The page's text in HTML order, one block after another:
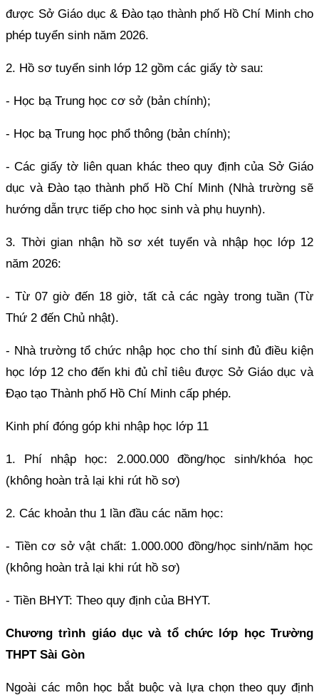
được Sở Giáo dục & Đào tạo thành phố Hồ Chí Minh cho
phép tuyển sinh năm 2026.
2. Hồ sơ tuyển sinh lớp 12 gồm các giấy tờ sau:
- Học bạ Trung học cơ sở (bản chính);
- Học bạ Trung học phổ thông (bản chính);
- Các giấy tờ liên quan khác theo quy định của Sở Giáo
dục và Đào tạo thành phố Hồ Chí Minh (Nhà trường sẽ
hướng dẫn trực tiếp cho học sinh và phụ huynh).
3. Thời gian nhận hồ sơ xét tuyển và nhập học lớp 12
năm 2026:
- Từ 07 giờ đến 18 giờ, tất cả các ngày trong tuần (Từ
Thứ 2 đến Chủ nhật).
- Nhà trường tổ chức nhập học cho thí sinh đủ điều kiện
học lớp 12 cho đến khi đủ chỉ tiêu được Sở Giáo dục và
Đạo tạo Thành phố Hồ Chí Minh cấp phép.
Kinh phí đóng góp khi nhập học lớp 11
1. Phí nhập học: 2.000.000 đồng/học sinh/khóa học
(không hoàn trả lại khi rút hồ sơ)
2. Các khoản thu 1 lần đầu các năm học:
- Tiền cơ sở vật chất: 1.000.000 đồng/học sinh/năm học
(không hoàn trả lại khi rút hồ sơ)
- Tiền BHYT: Theo quy định của BHYT.
Chương trình giáo dục và tổ chức lớp học Trường
THPT Sài Gòn
Ngoài các môn học bắt buộc và lựa chọn theo quy định